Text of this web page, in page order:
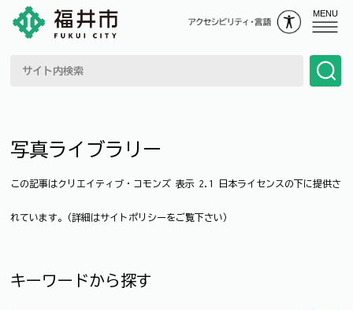
MENU
写真ライブラリー
この記事はクリエイティブ・コモンズ 表示 2.1 日本ライセンスの下に提供さ
れています。(詳細はサイトポリシーをご覧下さい)
キーワードから探す